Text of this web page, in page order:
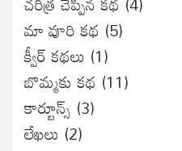
మా వూరి కథ (5)
క్వీర్ కథలు (1)
బొమ్మకు కథ (11)
కార్టూన్స్ (3)
లేఖలు (2)